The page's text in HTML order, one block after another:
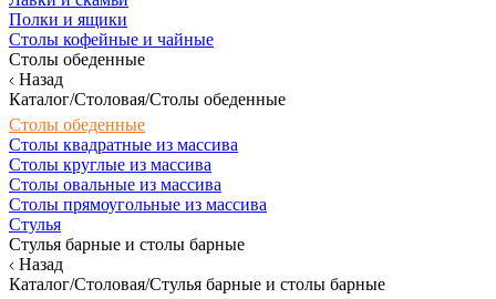
Полки и ящики
Столы кофейные и чайные
Столы обеденные
Назад
Каталог/Столовая/Столы обеденные
Столы обеденные
Столы квадратные из массива
Столы круглые из массива
Столы овальные из массива
Столы прямоугольные из массива
Стулья
Стулья барные и столы барные
Назад
Каталог/Столовая/Стулья барные и столы барные